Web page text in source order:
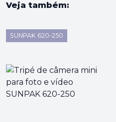
Veja também:
SUNPAK 620-250